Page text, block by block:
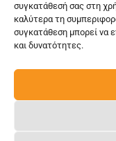
συγκατάθεσή σας στη
καλύτερα τη
συγκατάθεση μπορεί να
και δυνατότητες.